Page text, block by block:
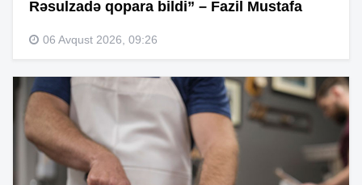
Rəsulzadə qopara bildi” – Fazil Mustafa
06 Avqust 2026, 09:26